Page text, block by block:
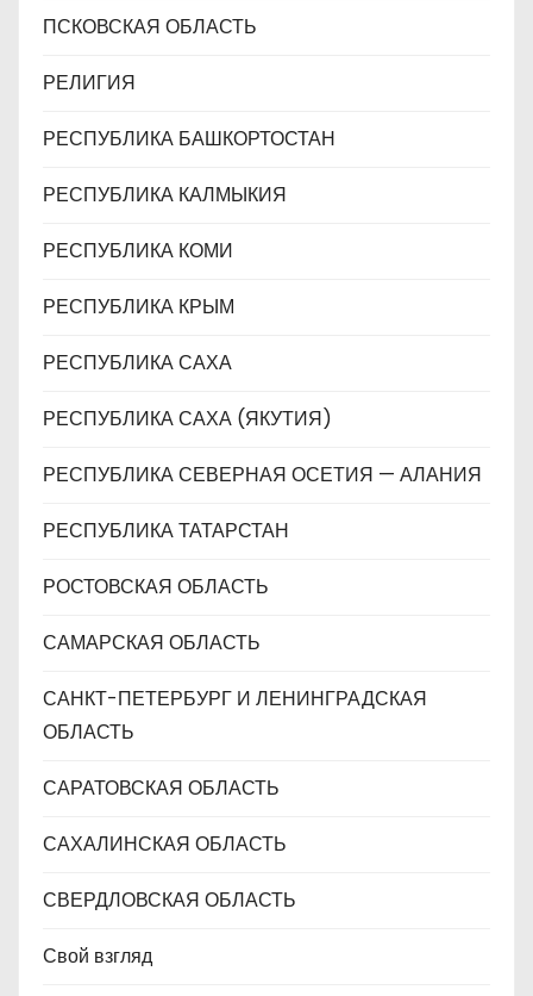
ПСКОВСКАЯ ОБЛАСТЬ
РЕЛИГИЯ
РЕСПУБЛИКА БАШКОРТОСТАН
РЕСПУБЛИКА КАЛМЫКИЯ
РЕСПУБЛИКА КОМИ
РЕСПУБЛИКА КРЫМ
РЕСПУБЛИКА САХА
РЕСПУБЛИКА САХА (ЯКУТИЯ)
РЕСПУБЛИКА СЕВЕРНАЯ ОСЕТИЯ — АЛАНИЯ
РЕСПУБЛИКА ТАТАРСТАН
РОСТОВСКАЯ ОБЛАСТЬ
САМАРСКАЯ ОБЛАСТЬ
САНКТ-ПЕТЕРБУРГ И ЛЕНИНГРАДСКАЯ
ОБЛАСТЬ
САРАТОВСКАЯ ОБЛАСТЬ
САХАЛИНСКАЯ ОБЛАСТЬ
СВЕРДЛОВСКАЯ ОБЛАСТЬ
Свой взгляд